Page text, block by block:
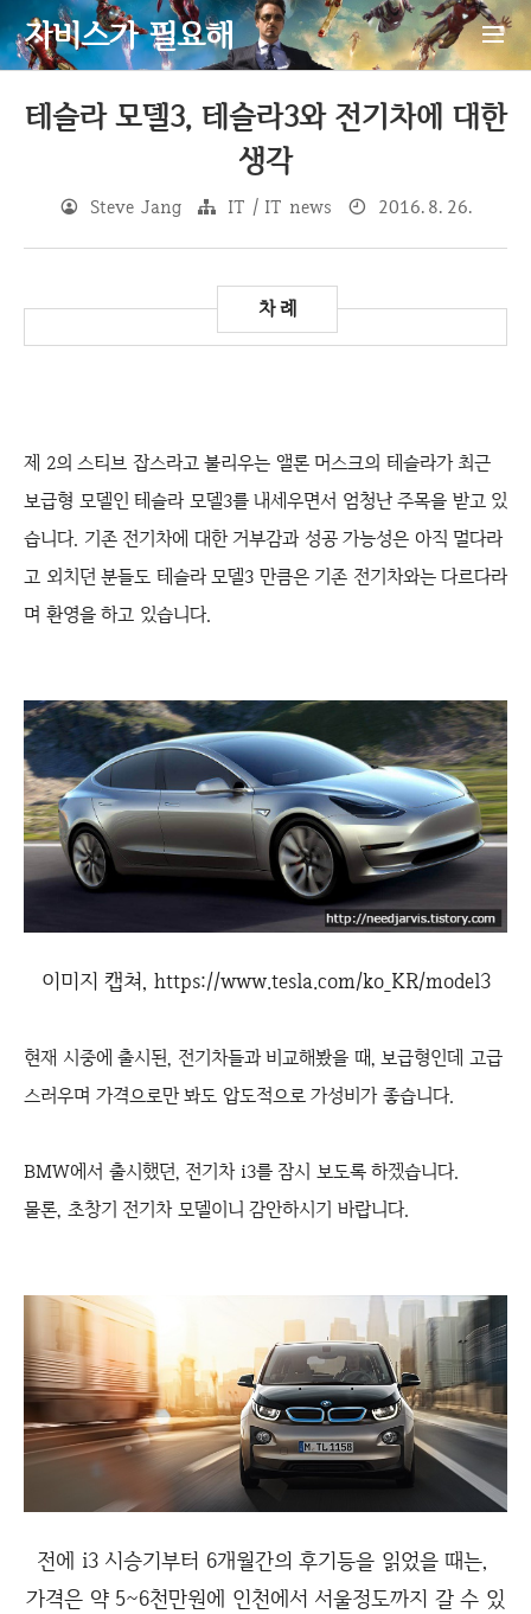
자비스가 필요해
테슬라 모델3, 테슬라3와 전기차에 대한
생각
Steve Jang IT / IT news 2016. 8. 26.
제 2의 스티브 잡스라고 불리우는 앨론 머스크의 테슬라가 최근
보급형 모델인 테슬라 모델3를 내세우면서 엄청난 주목을 받고 있
습니다. 기존 전기차에 대한 거부감과 성공 가능성은 아직 멀다라
고 외치던 분들도 테슬라 모델3 만큼은 기존 전기차와는 다르다라
며 환영을 하고 있습니다.
이미지 캡쳐, https://www.tesla.com/ko_KR/model3
현재 시중에 출시된, 전기차들과 비교해봤을 때, 보급형인데 고급
스러우며 가격으로만 봐도 압도적으로 가성비가 좋습니다.
BMW에서 출시했던, 전기차 i3를 잠시 보도록 하겠습니다.
물론, 초창기 전기차 모델이니 감안하시기 바랍니다.
전에 i3 시승기부터 6개월간의 후기등을 읽었을 때는,
가격은 약 5~6천만원에 인천에서 서울정도까지 갈 수 있